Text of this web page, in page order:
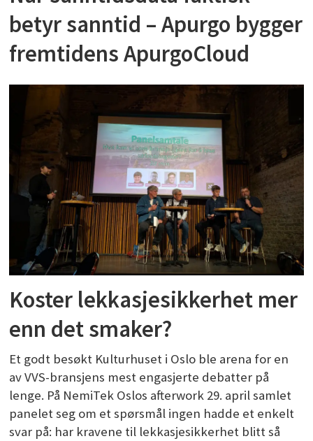
betyr sanntid – Apurgo bygger
fremtidens ApurgoCloud
Koster lekkasjesikkerhet mer
enn det smaker?
Et godt besøkt Kulturhuset i Oslo ble arena for en
av VVS-bransjens mest engasjerte debatter på
lenge. På NemiTek Oslos afterwork 29. april samlet
panelet seg om et spørsmål ingen hadde et enkelt
svar på: har kravene til lekkasjesikkerhet blitt så